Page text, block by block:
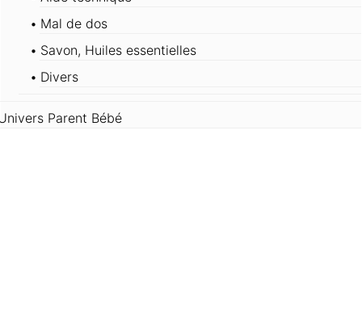
Mal de dos
Savon, Huiles essentielles
Divers
Parent Bébé